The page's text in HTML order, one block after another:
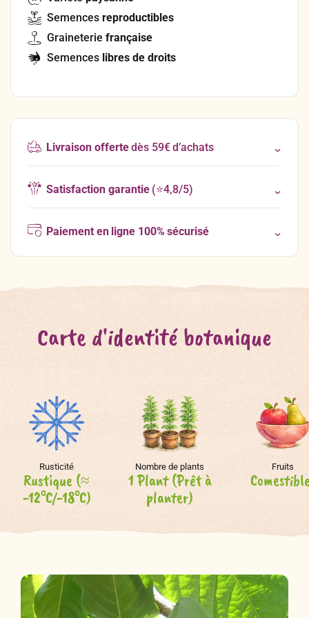
Semences reproductibles
Graineterie française
Semences libres de droits
Livraison offertedès 59€ d’achats
Satisfaction garantie(⭐4,8/5)
Paiement en ligne 100% sécurisé
Carte d'identité botanique
Rusticité
Rustique (≈
-12°C/-18°C)
Nombre de plants
1 Plant (Prêt à
planter)
Fruits